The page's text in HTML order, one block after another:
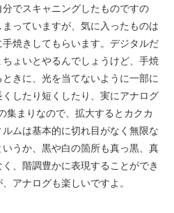
でスキャニングしたものですの
っていますが、気に入ったものは
焼きしてもらいます。デジタルだ
ょいとやるんでしょうけど、手焼
きに、光を当てないように一部に
したり短くしたり、実にアナログ
集まりなので、拡大するとカクカ
ムは基本的に切れ目がなく無限な
うか、黒や白の箇所も真っ黒、真
、階調豊かに表現することができ
アナログも楽しいですよ。